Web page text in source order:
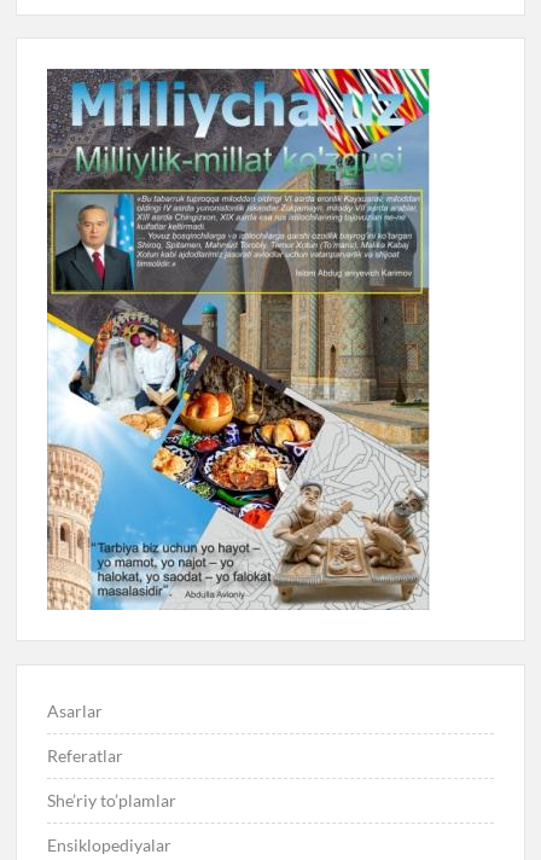
Asarlar
Referatlar
She’riy to’plamlar
Ensiklopediyalar